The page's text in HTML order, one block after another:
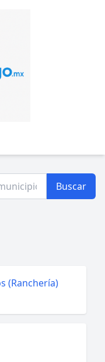
Buscar
(Ranchería)